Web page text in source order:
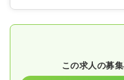
この求人の募